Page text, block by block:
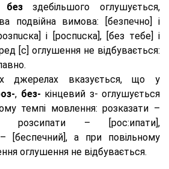
безздебільшого оглушується,
подвійна вимова: [безпeчно] і
і [роспuска], [без тeбе] і
[с] оглушення не відбувається:
джерелах вказується, що у
, без- кінцевий з- оглушується
темпі мовлення: розказати –
розсипати – [роc:ипати],
[беспечний], а при повільному
оглушення не відбувається.